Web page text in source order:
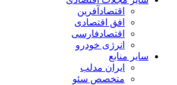
اقتصادآفرین
افق اقتصادی
اقتصادفارسی
انرژی خودرو
سایر منابع
ایران مدلب
متخصص سئو